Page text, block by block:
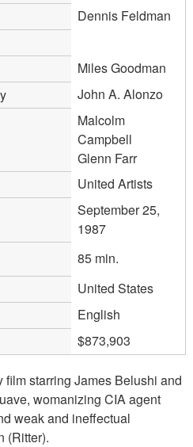
Dennis Feldman
Miles Goodman
John A. Alonzo
Malcolm
Campbell
Glenn Farr
United Artists
September 25,
1987
85 min.
United States
English
$873,903
starring James Belushi and
womanizing CIA agent
weak and ineffectual
(Ritter).